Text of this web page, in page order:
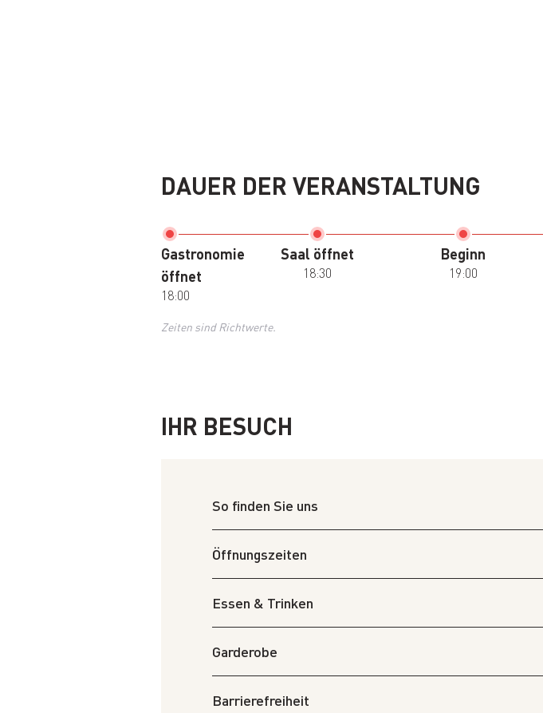
DAUER DER VERANSTALTUNG
Gastronomie
öffnet
18:00
Saal öffnet
18:30
Beginn
19:00
Zeiten sind Richtwerte.
IHR BESUCH
So finden Sie uns
Öffnungszeiten
Essen & Trinken
Garderobe
Barrierefreiheit